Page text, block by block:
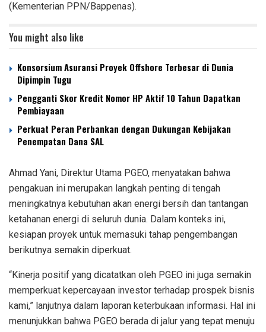
(Kementerian PPN/Bappenas).
You might also like
Konsorsium Asuransi Proyek Offshore Terbesar di Dunia
Dipimpin Tugu
Pengganti Skor Kredit Nomor HP Aktif 10 Tahun Dapatkan
Pembiayaan
Perkuat Peran Perbankan dengan Dukungan Kebijakan
Penempatan Dana SAL
Ahmad Yani, Direktur Utama PGEO, menyatakan bahwa
pengakuan ini merupakan langkah penting di tengah
meningkatnya kebutuhan akan energi bersih dan tantangan
ketahanan energi di seluruh dunia. Dalam konteks ini,
kesiapan proyek untuk memasuki tahap pengembangan
berikutnya semakin diperkuat.
“Kinerja positif yang dicatatkan oleh PGEO ini juga semakin
memperkuat kepercayaan investor terhadap prospek bisnis
kami,” lanjutnya dalam laporan keterbukaan informasi. Hal ini
menunjukkan bahwa PGEO berada di jalur yang tepat menuju